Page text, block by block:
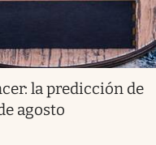
la predicción de
agosto